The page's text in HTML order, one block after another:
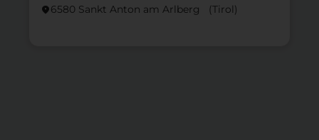
location_on6580 Sankt Anton am Arlberg (Tirol)